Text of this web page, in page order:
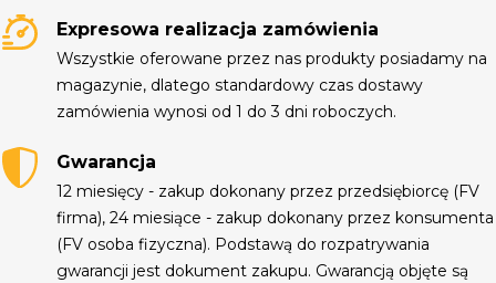
Expresowa realizacja zamówienia
Wszystkie oferowane przez nas produkty posiadamy na
magazynie, dlatego standardowy czas dostawy
zamówienia wynosi od 1 do 3 dni roboczych.
Gwarancja
12 miesięcy - zakup dokonany przez przedsiębiorcę (FV
firma), 24 miesiące - zakup dokonany przez konsumenta
(FV osoba fizyczna). Podstawą do rozpatrywania
gwarancji jest dokument zakupu. Gwarancją objęte są